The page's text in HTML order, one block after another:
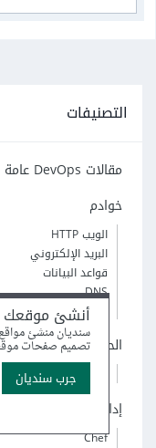
التصنيفات
مقالات DevOps عامة
خوادم
الويب HTTP
البريد الإلكتروني
قواعد البيانات
DNS
الحوسبة السحابية
Docker
إدارة الإعدادات والنشر
Chef